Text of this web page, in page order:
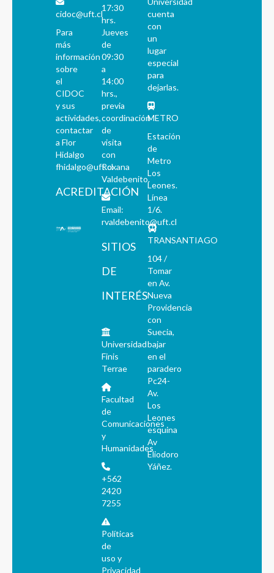
cidoc@uft.cl
Para
más
información
sobre
el
CIDOC
y sus
actividades,
contactar
a Flor
Hidalgo
fhidalgo@uft.cl
ACREDITACIÓN
17:30
hrs.
Jueves
de
09:30
a
14:00
hrs.,
previa
coordinación
de
visita
con
Roxana
Valdebenito.
Email:
rvaldebenito@uft.cl
SITIOS
DE
INTERÉS
Universidad
Finis
Terrae
Facultad
de
Comunicaciones
y
Humanidades
+562
2420
7255
Políticas
de
uso y
Privacidad
cuenta
con
un
lugar
especial
para
dejarlas.
METRO
Estación
de
Metro
Los
Leones.
Línea
1/6.
TRANSANTIAGO
104 /
Tomar
en Av.
Nueva
Providencia
con
Suecia,
bajar
en el
paradero
Pc24-
Av.
Los
Leones
esquina
Av
Eliodoro
Yáñez.